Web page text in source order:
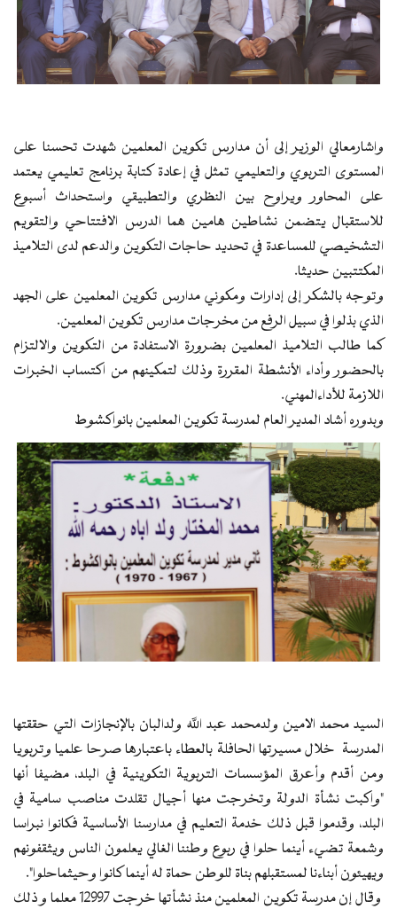
واشارمعالي الوزير إلى أن مدارس تكوين المعلمين شهدت تحسنا على
المستوى التربوي والتعليمي تمثل في إعادة كتابة برنامج تعليمي يعتمد
على المحاور ويراوح بين النظري والتطبيقي واستحداث أسبوع
للاستقبال يتضمن نشاطين هامين هما الدرس الافتتاحي والتقويم
التشخيصي للمساعدة في تحديد حاجات التكوين والدعم لدى التلاميذ
المكتتبين حديثا.
وتوجه بالشكر إلى إدارات ومكوني مدارس تكوين المعلمين على الجهد
الذي بذلوا في سبيل الرفع من مخرجات مدارس تكوين المعلمين.
كما طالب التلاميذ المعلمين بضرورة الاستفادة من التكوين والالتزام
بالحضور وأداء الأنشطة المقررة وذلك لتمكينهم من اكتساب الخبرات
اللازمة للأداءالمهني.
وبدوره أشاد المدير العام لمدرسة تكوين المعلمين بانواكشوط
السيد محمد الامين ولدمحمد عبد الله ولدالبان بالإنجازات التي حققتها
المدرسة خلال مسيرتها الحافلة بالعطاء باعتبارها صرحا علميا وتربويا
ومن أقدم وأعرق المؤسسات التربوية التكوينية في البلد، مضيفا أنها
"واكبت نشأة الدولة وتخرجت منها أجيال تقلدت مناصب سامية في
البلد، وقدموا قبل ذلك خدمة التعليم في مدارسنا الأساسية فكانوا نبراسا
وشمعة تضيء أينما حلوا في ربوع وطننا الغالي يعلمون الناس ويثقفونهم
ويهيئون أبناءنا لمستقبلهم بناة للوطن حماة له أينما كانوا وحيثماحلوا".
وقال إن مدرسة تكوين المعلمين منذ نشأتها خرجت 12997 معلما و ذلك